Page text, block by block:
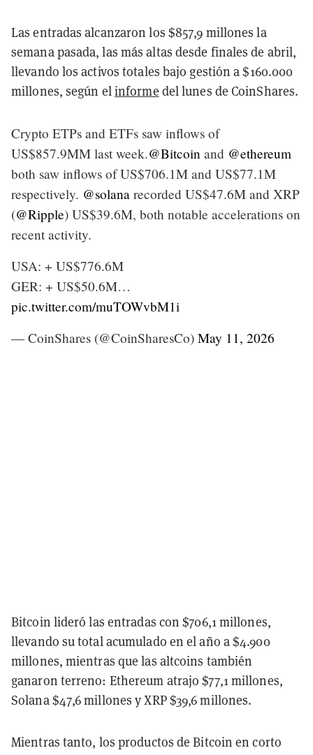
Las entradas alcanzaron los $857,9 millones la
semana pasada, las más altas desde finales de abril,
llevando los activos totales bajo gestión a $160.000
millones, según elinforme del lunes de CoinShares.
Crypto ETPs and ETFs saw inflows of
US$857.9MM last week.@Bitcoin and @ethereum
both saw inflows of US$706.1M and US$77.1M
respectively. @solana recorded US$47.6M and XRP
(@Ripple) US$39.6M, both notable accelerations on
recent activity.
USA: + US$776.6M
GER: + US$50.6M…
pic.twitter.com/muTOWvbM1i
— CoinShares (@CoinSharesCo) May 11, 2026
Bitcoin lideró las entradas con $706,1 millones,
llevando su total acumulado en el año a $4.900
millones, mientras que las altcoins también
ganaron terreno: Ethereum atrajo $77,1 millones,
Solana $47,6 millones y XRP $39,6 millones.
Mientras tanto, los productos de Bitcoin en corto